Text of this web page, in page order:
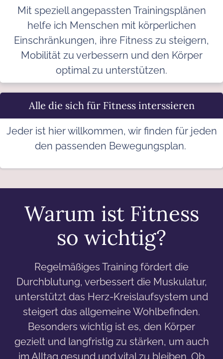
Mit speziell angepassten Trainingsplänen
helfe ich Menschen mit körperlichen
Einschränkungen, ihre Fitness zu steigern,
Mobilität zu verbessern und den Körper
optimal zu unterstützen.
Alle die sich für Fitness interssieren
Jeder ist hier willkommen, wir finden für jeden
den passenden Bewegungsplan.
Warum ist Fitness
so wichtig?
Regelmäßiges Training fördert die
Durchblutung, verbessert die Muskulatur,
unterstützt das Herz-Kreislaufsystem und
steigert das allgemeine Wohlbefinden.
Besonders wichtig ist es, den Körper
gezielt und langfristig zu stärken, um auch
im Alltag gesund und vital zu bleiben. Ob